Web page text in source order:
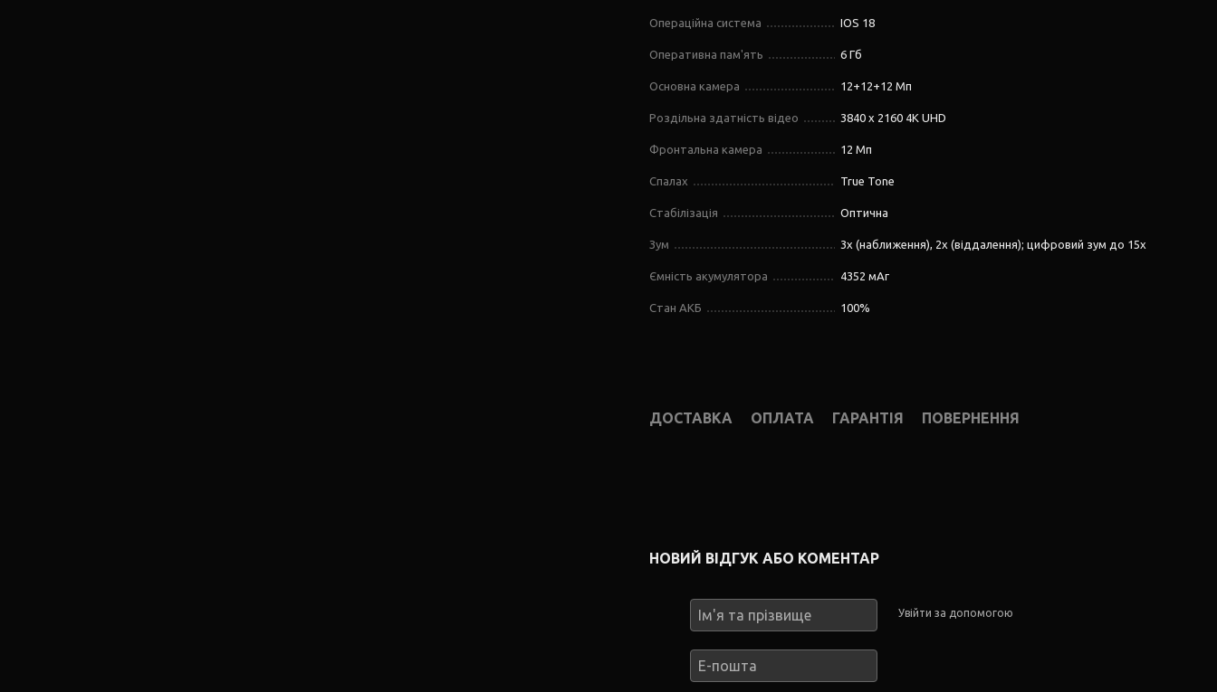
Операційна система IOS 18
Оперативна пам'ять 6 Гб
Основна камера 12+12+12 Мп
Роздільна здатність відео 3840 x 2160 4K UHD
Фронтальна камера 12 Мп
Спалах True Tone
Стабілізація Оптична
Зум 3x (наближення), 2x (віддалення); цифровий зум до 15x
Ємність акумулятора 4352 мАг
Стан АКБ 100%
ДОСТАВКА ОПЛАТА ГАРАНТІЯ ПОВЕРНЕННЯ
НОВИЙ ВІДГУК АБО КОМЕНТАР
Увійти за допомогою